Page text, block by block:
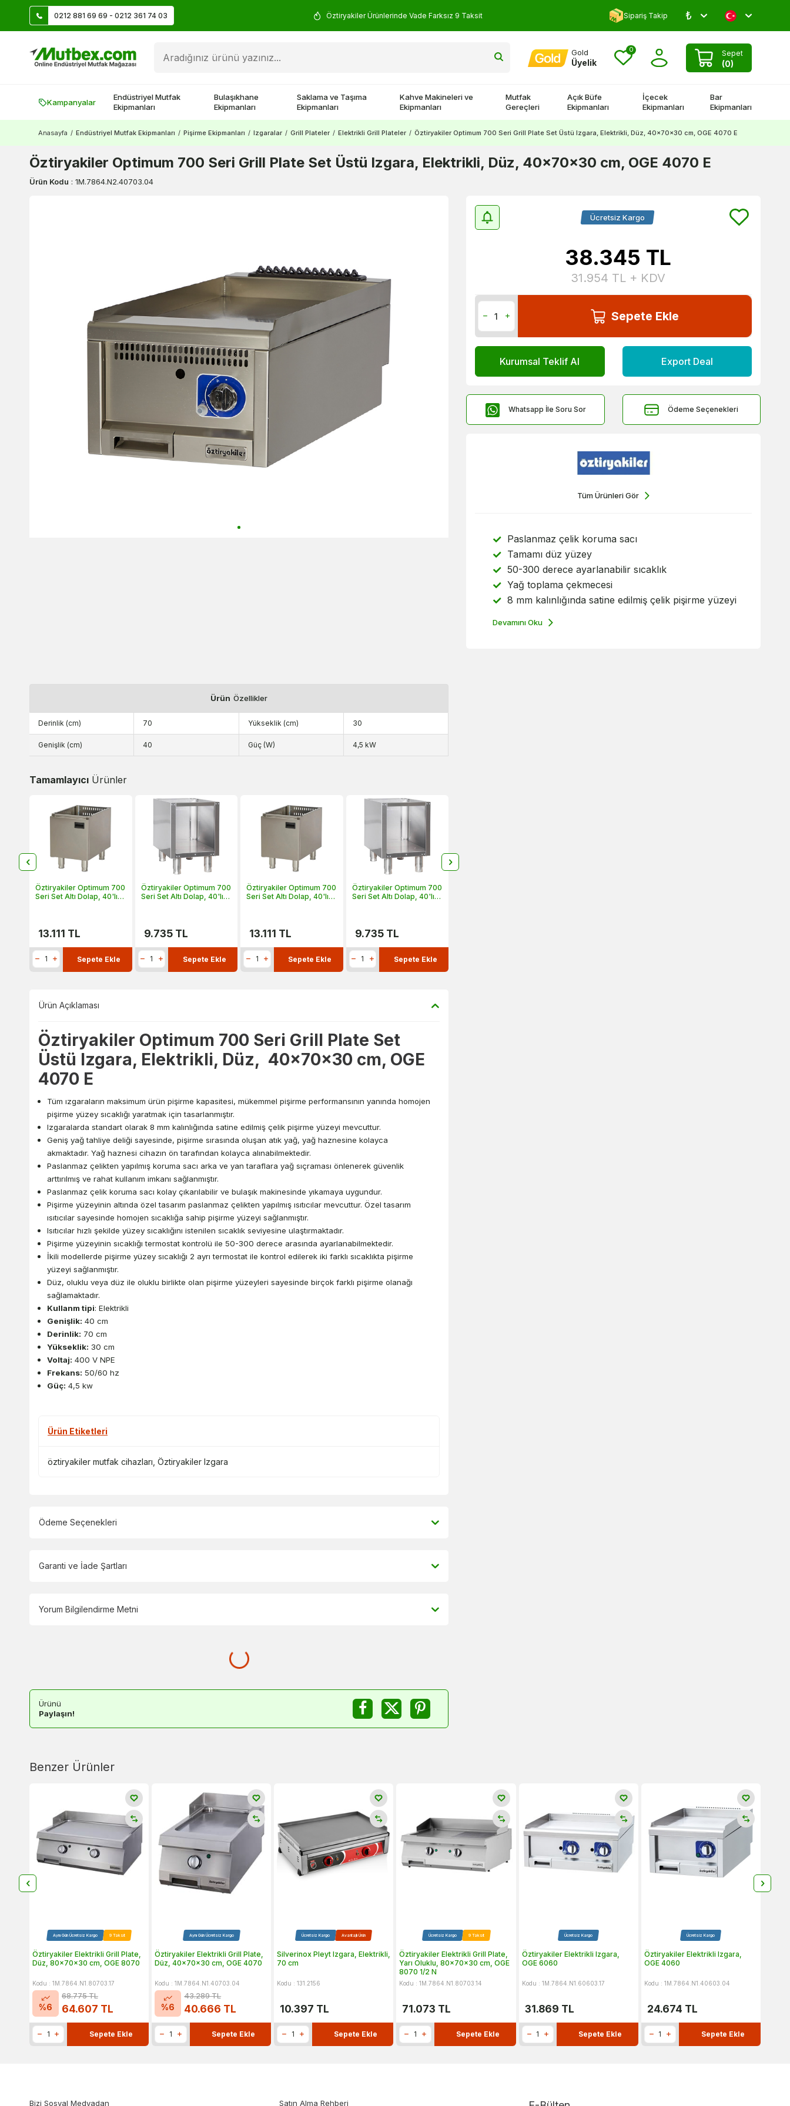
0212 881 69 69 - 0212 361 74 03Üye Ol İlk Siparişte 500 TL Kazan! Öztiryakiler Ürünlerinde Vade Farksız 9 Taksit Yorum Yap 500 TL Kazan!
Sipariş Takip ₺
Gold
Üyelik
0 Sepet
(0)
Kampanyalar
Endüstriyel Mutfak
Ekipmanları
Bulaşıkhane
Ekipmanları
Saklama ve Taşıma
Ekipmanları
Kahve Makineleri ve
Ekipmanları
Mutfak
Gereçleri
Açık Büfe
Ekipmanları
İçecek
Ekipmanları
Bar
Ekipmanları
Anasayfa / Endüstriyel Mutfak Ekipmanları / Pişirme Ekipmanları / Izgaralar / Grill Plateler / Elektrikli Grill Plateler / Öztiryakiler Optimum 700 Seri Grill Plate Set Üstü Izgara, Elektrikli, Düz, 40x70x30 cm, OGE 4070 E
Öztiryakiler Optimum 700 Seri Grill Plate Set Üstü Izgara, Elektrikli, Düz, 40x70x30 cm, OGE 4070 E
Ürün Kodu : 1M.7864.N2.40703.04
Ücretsiz Kargo
38.345 TL
31.954 TL + KDV
Sepete Ekle
Kurumsal Teklif Al Export Deal
Whatsapp İle Soru Sor Ödeme Seçenekleri
Tüm Ürünleri Gör
Paslanmaz çelik koruma sacı
Tamamı düz yüzey
50-300 derece ayarlanabilir sıcaklık
Yağ toplama çekmecesi
8 mm kalınlığında satine edilmiş çelik pişirme yüzeyi
Devamını Oku
Ürün Özellikler
Derinlik (cm) 70 Yükseklik (cm) 30
Genişlik (cm) 40 Güç (W) 4,5 kW
Tamamlayıcı Ürünler
Öztiryakiler Optimum 700
Seri Set Altı Dolap, 40'lık,
13.111 TL
Sepete Ekle
Öztiryakiler Optimum 700
Seri Set Altı Dolap, 40'lık,
9.735TL
Sepete Ekle
Öztiryakiler Optimum 700
Seri Set Altı Dolap, 40'lık,
13.111 TL
Sepete Ekle
Öztiryakiler Optimum 700
Seri Set Altı Dolap, 40'lık,
9.735TL
Sepete Ekle
Ürün Açıklaması
Öztiryakiler Optimum 700 Seri Grill Plate Set
Üstü Izgara, Elektrikli, Düz, 40x70x30 cm, OGE
4070 E
Tüm ızgaraların maksimum ürün pişirme kapasitesi, mükemmel pişirme performansının yanında homojen
pişirme yüzey sıcaklığı yaratmak için tasarlanmıştır.
Izgaralarda standart olarak 8 mm kalınlığında satine edilmiş çelik pişirme yüzeyi mevcuttur.
Geniş yağ tahliye deliği sayesinde, pişirme sırasında oluşan atık yağ, yağ haznesine kolayca
akmaktadır. Yağ haznesi cihazın ön tarafından kolayca alınabilmektedir.
Paslanmaz çelikten yapılmış koruma sacı arka ve yan taraflara yağ sıçraması önlenerek güvenlik
arttırılmış ve rahat kullanım imkanı sağlanmıştır.
Paslanmaz çelik koruma sacı kolay çıkarılabilir ve bulaşık makinesinde yıkamaya uygundur.
Pişirme yüzeyinin altında özel tasarım paslanmaz çelikten yapılmış ısıtıcılar mevcuttur. Özel tasarım
ısıtıcılar sayesinde homojen sıcaklığa sahip pişirme yüzeyi sağlanmıştır.
Isıtıcılar hızlı şekilde yüzey sıcaklığını istenilen sıcaklık seviyesine ulaştırmaktadır.
Pişirme yüzeyinin sıcaklığı termostat kontrolü ile 50-300 derece arasında ayarlanabilmektedir.
İkili modellerde pişirme yüzey sıcaklığı 2 ayrı termostat ile kontrol edilerek iki farklı sıcaklıkta pişirme
yüzeyi sağlanmıştır.
Düz, oluklu veya düz ile oluklu birlikte olan pişirme yüzeyleri sayesinde birçok farklı pişirme olanağı
sağlamaktadır.
Kullanm tipi: Elektrikli
Genişlik: 40 cm
Derinlik: 70 cm
Yükseklik: 30 cm
Voltaj: 400 V NPE
Frekans: 50/60 hz
Güç: 4,5 kw
Ürün Etiketleri
öztiryakiler mutfak cihazları Öztiryakiler Izgara
Ödeme Seçenekleri
Garanti ve İade Şartları
Yorum Bilgilendirme Metni
Ürünü
Paylaşın!
Benzer Ürünler
Aynı Gün Ücretsiz Kargo 9 Taksit
Öztiryakiler Elektrikli Grill Plate,
Düz, 80x70x30 cm, OGE 8070
Kodu : 1M.7864.N1.80703.17
%6
68.775TL
64.607 TL
Sepete Ekle
Aynı Gün Ücretsiz Kargo
Öztiryakiler Elektrikli Grill Plate,
Düz, 40x70x30 cm, OGE 4070
Kodu : 1M.7864.N1.40703.04
%6
43.289TL
40.666 TL
Sepete Ekle
Ücretsiz Kargo Avantajlı Ürün
Silverinox Pleyt Izgara, Elektrikli,
70 cm
Kodu : 131.2156
10.397 TL
Sepete Ekle
Ücretsiz Kargo 9 Taksit
Öztiryakiler Elektrikli Grill Plate,
Yarı Oluklu, 80x70x30 cm, OGE
8070 1/2 N
Kodu : 1M.7864.N1.80703.14
71.073 TL
Sepete Ekle
Ücretsiz Kargo
Öztiryakiler Elektrikli Izgara,
OGE 6060
Kodu : 1M.7864.N1.60603.17
31.869 TL
Sepete Ekle
Ücretsiz Kargo
Öztiryakiler Elektrikli Izgara,
OGE 4060
Kodu : 1M.7864.N1.40603.04
24.674 TL
Sepete Ekle
Bizi Sosyal Medyadan Satın Alma Rehberi